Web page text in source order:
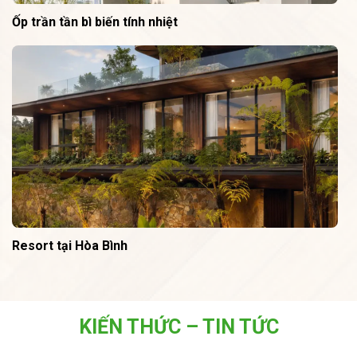
Ốp trần tần bì biến tính nhiệt
Resort tại Hòa Bình
KIẾN THỨC – TIN TỨC